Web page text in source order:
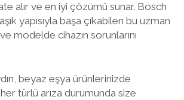
alır ve en iyi çözümü sunar. Bosch
yapısıyla başa çıkabilen bu uzman
modelde cihazın sorunlarını
beyaz eşya ürünlerinizde
türlü arıza durumunda size